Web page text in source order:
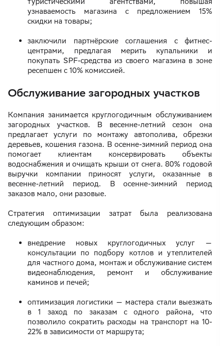
узнаваемость магазина с предложением 15%
скидки на товары;
заключили партнёрские соглашения с фитнес-
центрами, предлагая мерить купальники и
покупать SPF-средства из своего магазина в зоне
ресепшен с 10% комиссией.
Обслуживание загородных участков
Компания занимается круглогодичным обслуживанием
загородных участков. В весенне-летний сезон она
предлагает услуги по монтажу автополива, обрезки
деревьев, кошения газона. В осенне-зимний период она
помогает клиентам консервировать объекты
водоснабжения и очищать крыши от снега. 80% годовой
выручки компании приносят услуги, оказанные в
весенне-летний период. В осенне-зимний период
заказов мало, они разовые.
Стратегия оптимизации затрат была реализована
следующим образом:
внедрение новых круглогодичных услуг —
консультации по подбору котлов и утеплителей
для частного дома, монтаж и обслуживание систем
видеонаблюдения, ремонт и обслуживание
каминов и печей;
оптимизация логистики — мастера стали выезжать
в 1 заход по заказам с одного района, что
позволило сократить расходы на транспорт на 10-
22% в зависимости от маршрута;